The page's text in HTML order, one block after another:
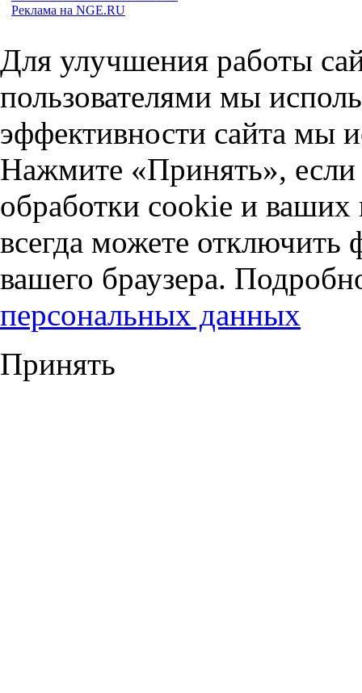
Реклама на NGE.RU
Для улучшения работы
пользователями мы
эффективности сайта мы
Нажмите «Принять», если
обработки cookie и
всегда можете отключить
вашего браузера.
персональных данных
Принять